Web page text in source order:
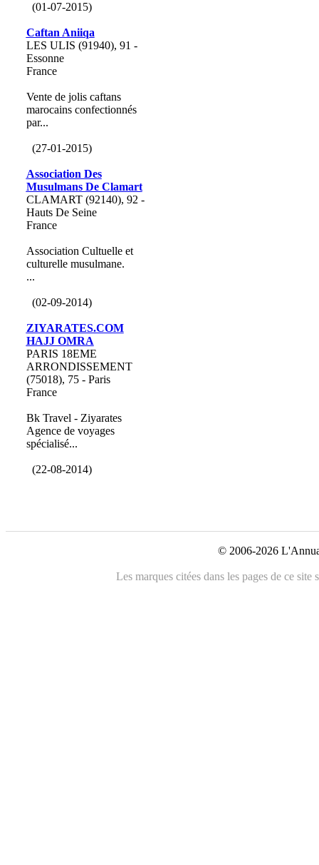
(01-07-2015)
Caftan Aniiqa
LES ULIS (91940), 91 -
Essonne
France
Vente de jolis caftans
marocains confectionnés
par...
(27-01-2015)
Association Des
Musulmans De Clamart
CLAMART (92140), 92 -
Hauts De Seine
France
Association Cultuelle et
culturelle musulmane.
...
(02-09-2014)
ZIYARATES.COM
HAJJ OMRA
PARIS 18EME
ARRONDISSEMENT
(75018), 75 - Paris
France
Bk Travel - Ziyarates
Agence de voyages
spécialisé...
(22-08-2014)
© 2006-2026
Les marques citées dans les pages de ce